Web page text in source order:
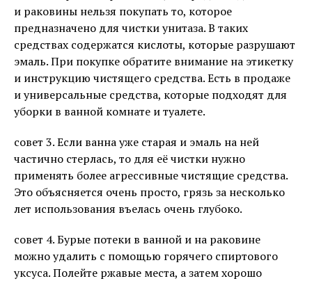
и раковины нельзя покупать то, которое
предназначено для чистки унитаза. В таких
средствах содержатся кислоты, которые разрушают
эмаль. При покупке обратите внимание на этикетку
и инструкцию чистящего средства. Есть в продаже
и универсальные средства, которые подходят для
уборки в ванной комнате и туалете.
совет 3. Если ванна уже старая и эмаль на ней
частично стерлась, то для её чистки нужно
применять более агрессивные чистящие средства.
Это объясняется очень просто, грязь за несколько
лет использования въелась очень глубоко.
совет 4. Бурые потеки в ванной и на раковине
можно удалить с помощью горячего спиртового
уксуса. Полейте ржавые места, а затем хорошо